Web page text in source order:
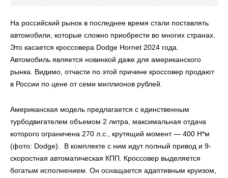
На российский рынок в последнее время стали поставлять
автомобили, которые сложно приобрести во многих странах.
Это касается кроссовера Dodge Hornet 2024 года.
Автомобиль является новинкой даже для американского
рынка. Видимо, отчасти по этой причине кроссовер продают
в России по цене от семи миллионов рублей.
Американская модель предлагается с единственным
турбодвигателем объемом 2 литра, максимальная отдача
которого ограничена 270 л.с., крутящий момент — 400 Н*м
(фото: Dodge). В комплекте с ним идут полный привод и 9-
скоростная автоматическая КПП. Кроссовер выделяется
богатым исполнением. Он оснащается адаптивным круизом,